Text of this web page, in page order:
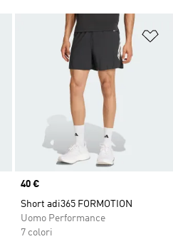
Aggiungi alla lista dei desideri
Price
40 €
Short adi365 FORMOTION
Uomo Performance
7 colori